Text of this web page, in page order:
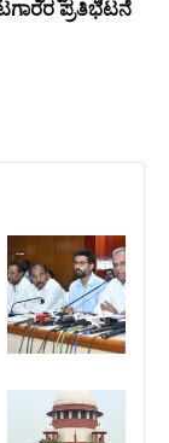
ಪ್ರತಿಭಟನೆ